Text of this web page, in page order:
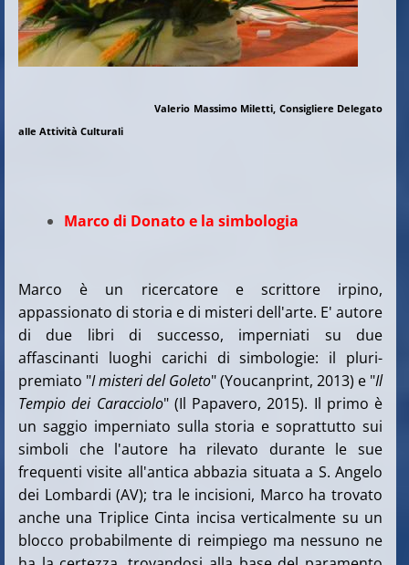
Valerio Massimo Miletti, Consigliere Delegato
alle Attività Culturali
Marco di Donato e la simbologia
Marco è un ricercatore e scrittore irpino,
appassionato di storia e di misteri dell'arte. E' autore
di due libri di successo, imperniati su due
affascinanti luoghi carichi di simbologie: il pluri-
premiato "I misteri del Goleto" (Youcanprint, 2013) e "Il
Tempio dei Caracciolo" (Il Papavero, 2015). Il primo è
un saggio imperniato sulla storia e soprattutto sui
simboli che l'autore ha rilevato durante le sue
frequenti visite all'antica abbazia situata a S. Angelo
dei Lombardi (AV); tra le incisioni, Marco ha trovato
anche una Triplice Cinta incisa verticalmente su un
blocco probabilmente di reimpiego ma nessuno ne